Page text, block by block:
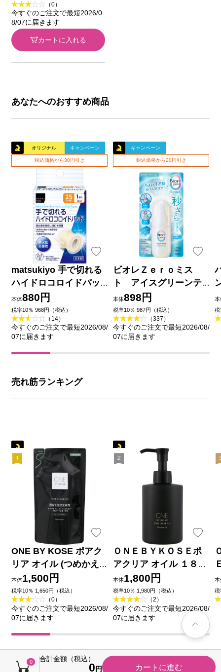
0 合計金額（税込）
0 円 カートに進む
（0）
今すぐのご注文で最短2026/0
8/07に届きます
カートに入れる
あなたへのおすすめ商品
オリジナル キャンペーン
税込価格から30円引き
matsukiyo 手で切れる
ハイドロコロイドパッ
ド ２５ｍｍ×３ｍ巻
本体880円
税率10％ 968円（税込）
（14）
今すぐのご注文で最短2026/08/
07に届きます
キャンペーン
税込価格から20円引き
ビオレＺｅｒｏミス
ト アイスグリーンテ
ィーの香り ６０ｍＬ 花
王
本体898円
税率10％ 987円（税込）
（337）
今すぐのご注文で最短2026/08/
07に届きます
本
税
売れ筋ランキング
ONE BY KOSE ポアク
リア オイル (つめかえ
用) １６０ｍＬ コーセー
本体1,500円
税率10％ 1,650円（税込）
（0）
今すぐのご注文で最短2026/08/
07に届きます
ＯＮＥＢＹＫＯＳＥポ
アクリア オイル １８０
ｍＬ コーセー
本体1,800円
税率10％ 1,980円（税込）
（2）
今すぐのご注文で最短2026/08/
07に届きます
本
税